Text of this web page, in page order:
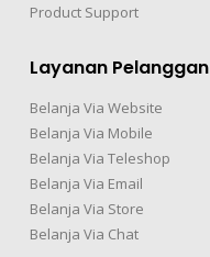
Product Support
Layanan Pelanggan
Belanja Via Website
Belanja Via Mobile
Belanja Via Teleshop
Belanja Via Email
Belanja Via Store
Belanja Via Chat